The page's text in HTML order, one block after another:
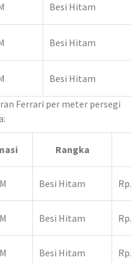
Besi Hitam
Besi Hitam
Besi Hitam
Ferrari per meter persegi
Rangka
Besi Hitam
Besi Hitam
Besi Hitam